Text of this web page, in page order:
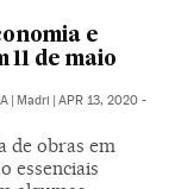
e
de maio
| Madri | APR 13, 2020 -
de obras em
essenciais